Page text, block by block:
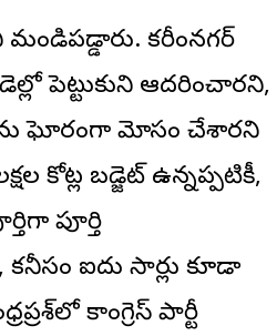
కరీంనగర్
పెట్టుకుని ఆదరించారని,
ఘోరంగా మోసం చేశారని
కోట్ల బడ్జెట్ ఉన్నప్పటికీ,
పూర్తి
ఐదు సార్లు కూడా
కాంగ్రెస్ పార్టీ